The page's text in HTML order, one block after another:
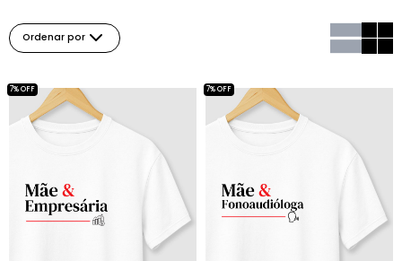
Ordenar por
7% OFF 7% OFF